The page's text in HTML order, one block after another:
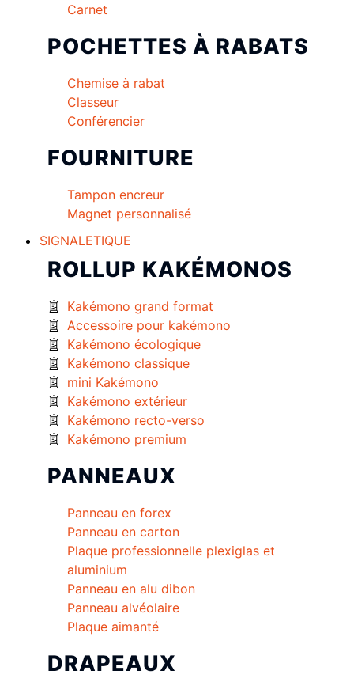
Carnet
POCHETTES À RABATS
Chemise à rabat
Classeur
Conférencier
FOURNITURE
Tampon encreur
Magnet personnalisé
SIGNALETIQUE
ROLLUP KAKÉMONOS
Kakémono grand format
Accessoire pour kakémono
Kakémono écologique
Kakémono classique
mini Kakémono
Kakémono extérieur
Kakémono recto-verso
Kakémono premium
PANNEAUX
Panneau en forex
Panneau en carton
Plaque professionnelle plexiglas et
aluminium
Panneau en alu dibon
Panneau alvéolaire
Plaque aimanté
DRAPEAUX